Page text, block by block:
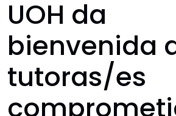
UOH da
bienvenida
tutoras/es